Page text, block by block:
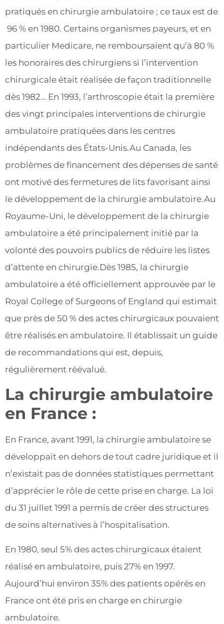
pratiqués en chirurgie ambulatoire ; ce taux est de
96 % en 1980. Certains organismes payeurs, et en
particulier Medicare, ne remboursaient qu’à 80 %
les honoraires des chirurgiens si l’intervention
chirurgicale était réalisée de façon traditionnelle
dès 1982… En 1993, l’arthroscopie était la première
des vingt principales interventions de chirurgie
ambulatoire pratiquées dans les centres
indépendants des États-Unis.Au Canada, les
problèmes de financement des dépenses de santé
ont motivé des fermetures de lits favorisant ainsi
le développement de la chirurgie ambulatoire.Au
Royaume-Uni, le développement de la chirurgie
ambulatoire a été principalement initié par la
volonté des pouvoirs publics de réduire les listes
d’attente en chirurgie.Dès 1985, la chirurgie
ambulatoire a été officiellement approuvée par le
Royal College of Surgeons of England qui estimait
que près de 50 % des actes chirurgicaux pouvaient
être réalisés en ambulatoire. Il établissait un guide
de recommandations qui est, depuis,
régulièrement réévalué.
La chirurgie ambulatoire
en France :
En France, avant 1991, la chirurgie ambulatoire se
développait en dehors de tout cadre juridique et il
n’existait pas de données statistiques permettant
d’apprécier le rôle de cette prise en charge. La loi
du 31 juillet 1991 a permis de créer des structures
de soins alternatives à l’hospitalisation.
En 1980, seul 5% des actes chirurgicaux étaient
réalisé en ambulatoire, puis 27% en 1997.
Aujourd’hui environ 35% des patients opérés en
France ont été pris en charge en chirurgie
ambulatoire.